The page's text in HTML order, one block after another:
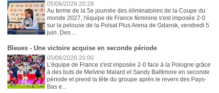
05/06/2026 20:28
Au terme de la 5e journée des éliminatoires de la Coupe du
monde 2027, l'équipe de France féminine s'est imposée 2-0
sur la pelouse de la Polsat Plus Arena de Gdansk, vendredi 5
juin. Des ...
Bleues - Une victoire acquise en seconde période
05/06/2026 20:00
L'équipe de France s'est imposée 2-0 face à la Pologne grâce
à des buts de Melvine Malard et Sandy Baltimore en seconde
période et prend la tête du groupe après le revers des Pays-
Bas e...